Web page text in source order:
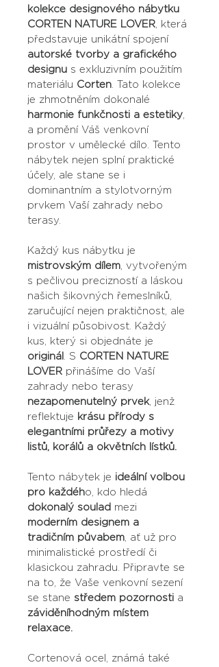
kolekce designového nábytku
CORTEN NATURE LOVER, která
představuje unikátní spojení
autorské tvorby a grafického
designu s exkluzivním použitím
materiálu Corten. Tato kolekce
je zhmotněním dokonalé
harmonie funkčnosti a estetiky,
a promění Váš venkovní
prostor v umělecké dílo. Tento
nábytek nejen splní praktické
účely, ale stane se i
dominantním a stylotvorným
prvkem Vaší zahrady nebo
terasy.
Každý kus nábytku je
mistrovským dílem, vytvořeným
s pečlivou precizností a láskou
našich šikovných řemeslníků,
zaručující nejen praktičnost, ale
i vizuální působivost. Každý
kus, který si objednáte je
originál . S CORTEN NATURE
LOVER přinášíme do Vaší
zahrady nebo terasy
nezapomenutelný prvek, jenž
reflektuje krásu přírody s
elegantními průřezy a motivy
listů, korálů a okvětních lístků.
Tento nábytek je ideální volbou
pro každého, kdo hledá
dokonalý soulad mezi
moderním designem a
tradičním půvabem, ať už pro
minimalistické prostředí či
klasickou zahradu. Připravte se
na to, že Vaše venkovní sezení
se stane středem pozornosti a
záviděníhodným místem
relaxace.
Cortenová ocel, známá také